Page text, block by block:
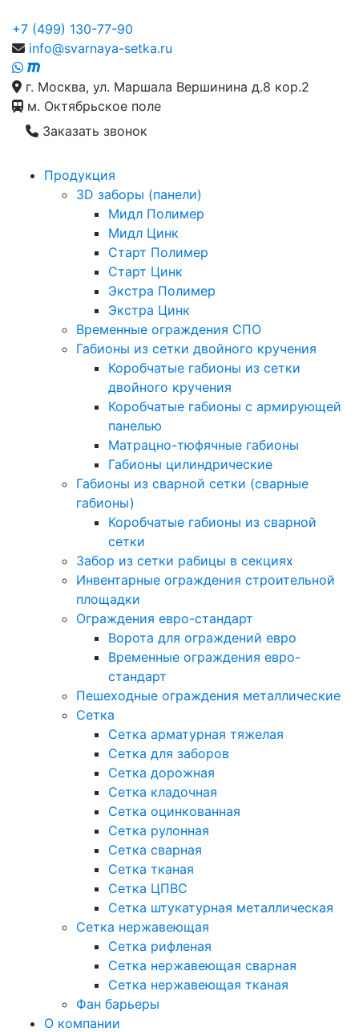
+7 (499) 130-77-90
info@svarnaya-setka.ru
г. Москва, ул. Маршала Вершинина д.8 кор.2
м. Октябрьское поле
Заказать звонок
Продукция
3D заборы (панели)
Мидл Полимер
Мидл Цинк
Старт Полимер
Старт Цинк
Экстра Полимер
Экстра Цинк
Временные ограждения СПО
Габионы из сетки двойного кручения
Коробчатые габионы из сетки
двойного кручения
Коробчатые габионы с армирующей
панелью
Матрацно-тюфячные габионы
Габионы цилиндрические
Габионы из сварной сетки (сварные
габионы)
Коробчатые габионы из сварной
сетки
Забор из сетки рабицы в секциях
Инвентарные ограждения строительной
площадки
Ограждения евро-стандарт
Ворота для ограждений евро
Временные ограждения евро-
стандарт
Пешеходные ограждения металлические
Сетка
Сетка арматурная тяжелая
Сетка для заборов
Сетка дорожная
Сетка кладочная
Сетка оцинкованная
Сетка рулонная
Сетка сварная
Сетка тканая
Сетка ЦПВС
Сетка штукатурная металлическая
Сетка нержавеющая
Сетка рифленая
Сетка нержавеющая сварная
Сетка нержавеющая тканая
Фан барьеры
О компании